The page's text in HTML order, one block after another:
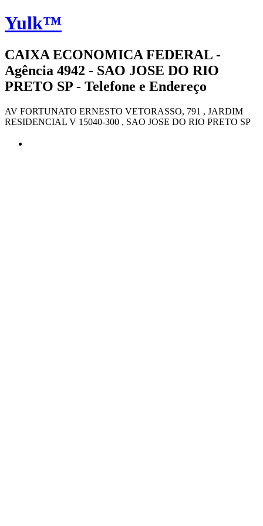
Yulk™
CAIXA ECONOMICA FEDERAL -
Agência 4942 - SAO JOSE DO RIO
PRETO SP - Telefone e Endereço
AV FORTUNATO ERNESTO VETORASSO, 791 , JARDIM
RESIDENCIAL V 15040-300 , SAO JOSE DO RIO PRETO SP